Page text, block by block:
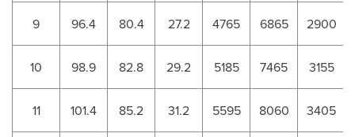
9 96.4 80.4 27.2 4765 6865 2900
10 98.9 82.8 29.2 5185 7465 3155
11 101.4 85.2 31.2 5595 8060 3405